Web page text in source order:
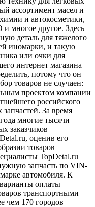
ассортимент масел и
и автокосметики,
многое другое. Здесь
деталь для тяжелого
иномарки, и такую
или очки для
интернет магазина
потому что он
товаров не случаен:
проектом компании
российского
За время
многие тысячи
заказчиков
оценив его
товаров
TopDetal.ru
запчасть по VIN-
автомобиля. К
оплаты
транспортными
чем 170 городов